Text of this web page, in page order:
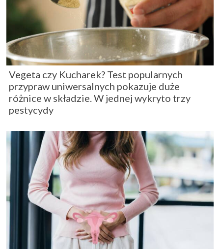
Vegeta czy Kucharek? Test popularnych
przypraw uniwersalnych pokazuje duże
różnice w składzie. W jednej wykryto trzy
pestycydy